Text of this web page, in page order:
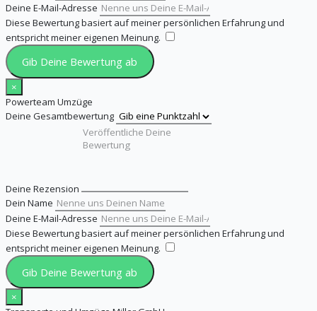
Deine E-Mail-Adresse
Diese Bewertung basiert auf meiner persönlichen Erfahrung und
entspricht meiner eigenen Meinung.
Gib Deine Bewertung ab
×
Powerteam Umzüge
Deine Gesamtbewertung
Deine Rezension
Dein Name
Deine E-Mail-Adresse
Diese Bewertung basiert auf meiner persönlichen Erfahrung und
entspricht meiner eigenen Meinung.
Gib Deine Bewertung ab
×